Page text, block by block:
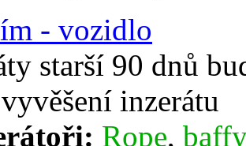
- vozidlo
starší 90 dnů
inzerátu
Rope, baffy